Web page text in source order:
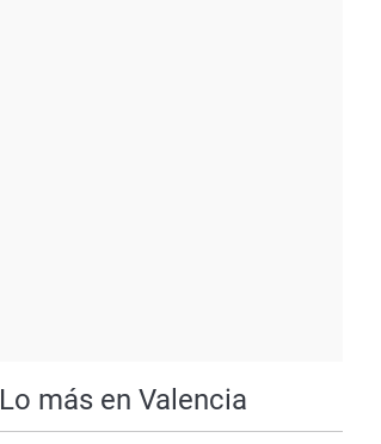
Lo más en Valencia